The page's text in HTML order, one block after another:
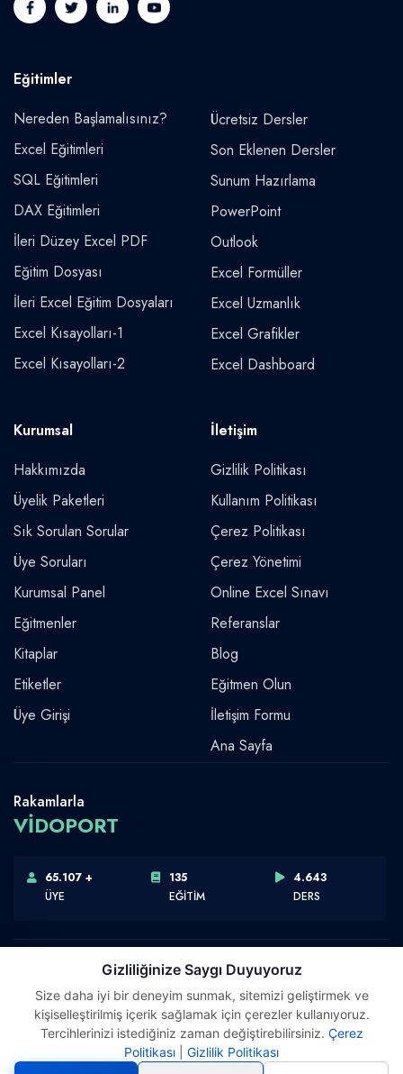
Eğitimler
Nereden Başlamalısınız?
Excel Eğitimleri
SQL Eğitimleri
DAX Eğitimleri
İleri Düzey Excel PDF
Eğitim Dosyası
İleri Excel Eğitim Dosyaları
Excel Kısayolları-1
Excel Kısayolları-2
Ücretsiz Dersler
Son Eklenen Dersler
Sunum Hazırlama
PowerPoint
Outlook
Excel Formüller
Excel Uzmanlık
Excel Grafikler
Excel Dashboard
Kurumsal
Hakkımızda
Üyelik Paketleri
Sık Sorulan Sorular
Üye Soruları
Kurumsal Panel
Eğitmenler
Kitaplar
Etiketler
Üye Girişi
İletişim
Gizlilik Politikası
Kullanım Politikası
Çerez Politikası
Çerez Yönetimi
Online Excel Sınavı
Referanslar
Blog
Eğitmen Olun
İletişim Formu
Ana Sayfa
Rakamlarla
VİDOPORT
65.107 +
ÜYE
135
EĞİTİM
4.643
DERS
Telif Hakkı © 2026 Vidoport, Inc.
Software,Design & Development:Webimonline
Gizliliğinize Saygı Duyuyoruz
Size daha iyi bir deneyim sunmak, sitemizi geliştirmek ve
kişiselleştirilmiş içerik sağlamak için çerezler kullanıyoruz.
Tercihlerinizi istediğiniz zaman değiştirebilirsiniz. Çerez
Politikası
Gizlilik Politikası